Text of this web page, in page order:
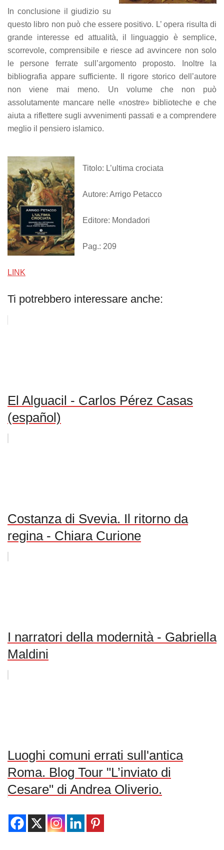
In conclusione il giudizio su
questo libro non può che essere positivo. L’ opera risulta di
grande interesse ed attualità, il linguaggio è semplice,
scorrevole, comprensibile e riesce ad avvincere non solo
le persone ferrate sull’argomento proposto. Inoltre la
bibliografia appare sufficiente. Il rigore storico dell’autore
non viene mai meno. Un volume che non può
assolutamente mancare nelle «nostre» biblioteche e che
aiuta a riflettere sugli avvenimenti passati e a comprendere
meglio il pensiero islamico.
Titolo: L’ultima crociata
Autore: Arrigo Petacco
Editore: Mondadori
Pag.: 209
LINK
Ti potrebbero interessare anche:
El Alguacil - Carlos Pérez Casas
(español)
Costanza di Svevia. Il ritorno da
regina - Chiara Curione
I narratori della modernità - Gabriella
Maldini
Luoghi comuni errati sull'antica
Roma. Blog Tour "L’inviato di
Cesare" di Andrea Oliverio.